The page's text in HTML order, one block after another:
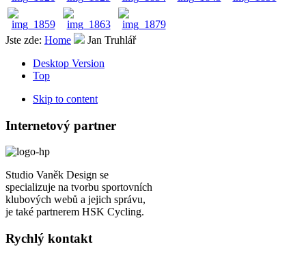
Jste zde: Home
Jan Truhlář
Desktop Version
Top
Skip to content
Internetový partner
Studio Vaněk Design se
specializuje na tvorbu sportovních
klubových webů a jejich správu,
je také partnerem HSK Cycling.
Rychlý kontakt